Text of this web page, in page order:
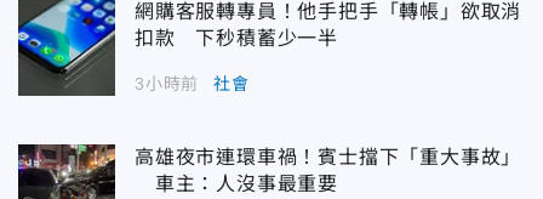
網購客服轉專員！他手把手「轉帳」欲取消
扣款 下秒積蓄少一半
3小時前 社會
高雄夜市連環車禍！賓士擋下「重大事故」
車主：人沒事最重要